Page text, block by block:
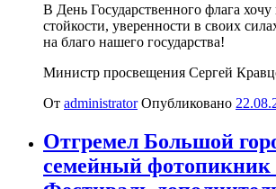
В День Государственного флага хочу
стойкости, уверенности в своих
на благо нашего государства!
Министр просвещения Сергей
От administrator Опубликовано
Отгремел Большой
семейный фотопикник